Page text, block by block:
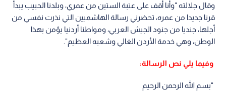
وقال جلالته "وأنا أقف على عتبة الستين من عمري، وبلدنا الحبيب يبدأ
قرنا جديدا من عمره، تحضرني رسالة الهاشميين التي نذرت نفسي من
أجلها، جنديا من جنود الجيش العربي، ومواطنا أردنيا يؤمن بهذا
الوطن، وهي خدمة الأردن الغالي وشعبه العظيم".
وفيما يلي نص الرسالة:
"بسم الله الرحمن الرحيم